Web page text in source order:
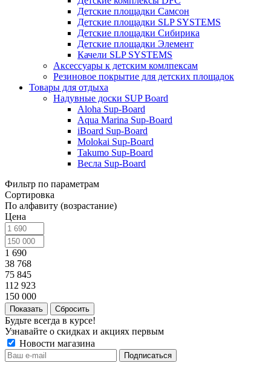
Детские площадки Самсон
Детские площадки SLP SYSTEMS
Детские площадки Сибирика
Детские площадки Элемент
Качели SLP SYSTEMS
Аксессуары к детским комлпексам
Резиновое покрытие для детских площадок
Товары для отдыха
Надувные доски SUP Board
Aloha Sup-Board
Aqua Marina Sup-Board
iBoard Sup-Board
Molokai Sup-Board
Takumo Sup-Board
Весла Sup-Board
Фильтр по параметрам
Сортировка
По алфавиту (возрастание)
Цена
1 690
38 768
75 845
112 923
150 000
Сбросить
Будьте всегда в курсе!
Узнавайте о скидках и акциях первым
Новости магазина